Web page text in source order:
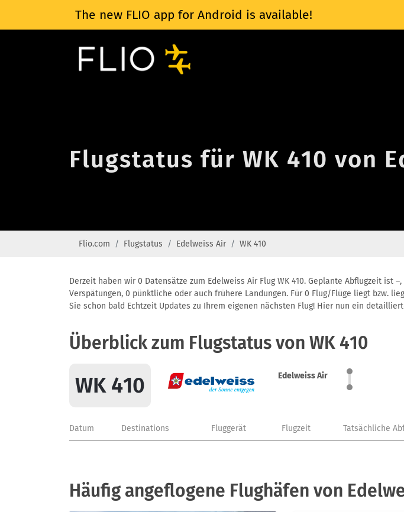
The new FLIO app for Android is available!
Flugstatus für WK 410 von
Flio.com Flugstatus Edelweiss Air WK 410
Derzeit haben wir 0 Datensätze zum Edelweiss Air Flug WK 410. Geplante Abflugzeit ist
Verspätungen, 0 pünktliche oder auch frühere Landungen. Für 0 Flug/Flüge liegt bzw.
Sie schon bald Echtzeit Updates zu Ihrem eigenen nächsten Flug! Hier nun ein
Überblick zum Flugstatus von WK 410
WK 410 Edelweiss Air
Datum Destinations Fluggerät Flugzeit Tatsächliche
Häufig angeflogene Flughäfen von